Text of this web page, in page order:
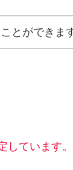
とができま
ています。